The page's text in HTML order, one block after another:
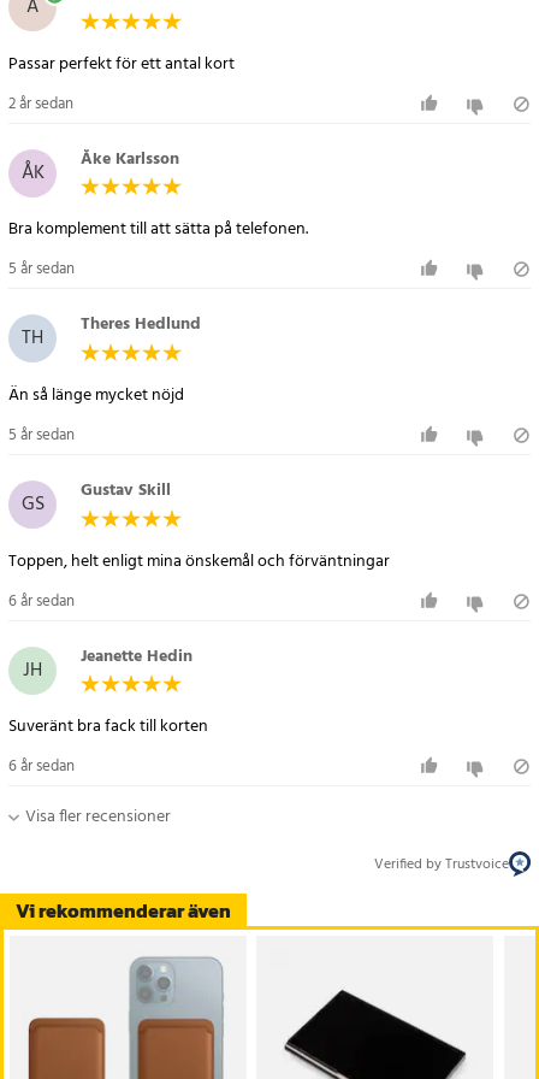
- Material: Lycra
- Kapacitet: Upp till 4 kort, kontanter eller små tillbehör
Artikelnummer
Vi rekommenderar även
Å
Passar perfekt för ett antal kort
2 år sedan
ÅK Åke Karlsson
Bra komplement till att sätta på telefonen.
5 år sedan
TH Theres Hedlund
Än så länge mycket nöjd
5 år sedan
GS Gustav Skill
Toppen, helt enligt mina önskemål och förväntningar
6 år sedan
JH Jeanette Hedin
Suveränt bra fack till korten
6 år sedan
Visa fler recensioner
Verified by Trustvoice